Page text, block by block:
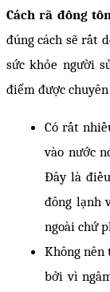
Cách rã đông
đúng cách sẽ rất
sức khỏe người
điểm được
Có rất
vào nước
Đây là
đông lạnh
ngoài chứ
Không nên
bởi vì